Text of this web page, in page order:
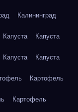
Калининград
Капуста Капуста
Капуста Капуста
Картофель
Картофель